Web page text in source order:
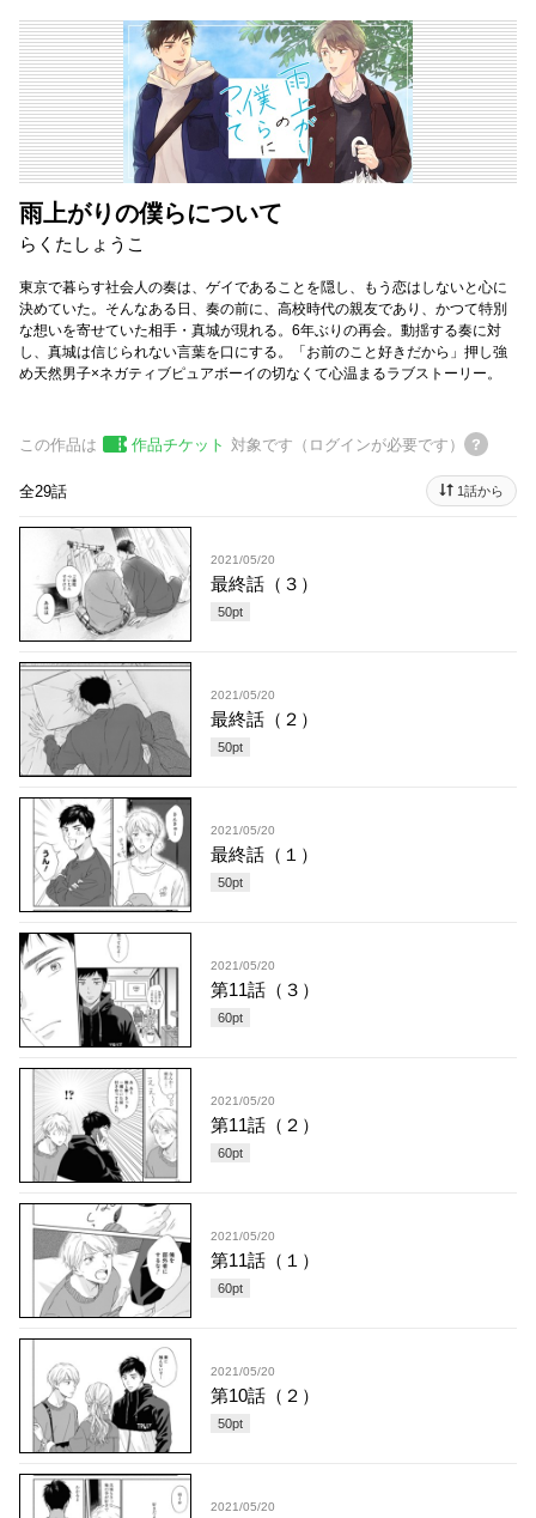
雨上がりの僕らについて
らくたしょうこ
東京で暮らす社会人の奏は、ゲイであることを隠し、もう恋はしないと心に
決めていた。そんなある日、奏の前に、高校時代の親友であり、かつて特別
な想いを寄せていた相手・真城が現れる。6年ぶりの再会。動揺する奏に対
し、真城は信じられない言葉を口にする。「お前のこと好きだから」押し強
め天然男子×ネガティブピュアボーイの切なくて心温まるラブストーリー。
この作品は 作品チケット 対象です（ログインが必要です）
全29話 1話から
2021/05/20
最終話（３）
50pt
2021/05/20
最終話（２）
50pt
2021/05/20
最終話（１）
50pt
2021/05/20
第11話（３）
60pt
2021/05/20
第11話（２）
60pt
2021/05/20
第11話（１）
60pt
2021/05/20
第10話（２）
50pt
2021/05/20